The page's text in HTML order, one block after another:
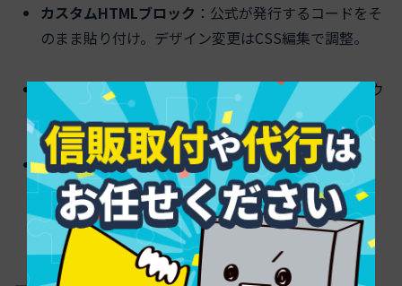
カスタムHTMLブロック ：公式が発行するコードをそ
のまま貼り付け。デザイン変更はCSS編集で調整。
公式ウィジェット：タイムラインの出力や複数アカウ
ントの集約も可能。管理画面から簡単に設置。
専用プラグイン：複雑な設定不要で自動最適化。
Feed Proなど人気の高いものを用いることでデザイ
ンカスタマイズやキャッシュ制御など機能面も強化
できます。